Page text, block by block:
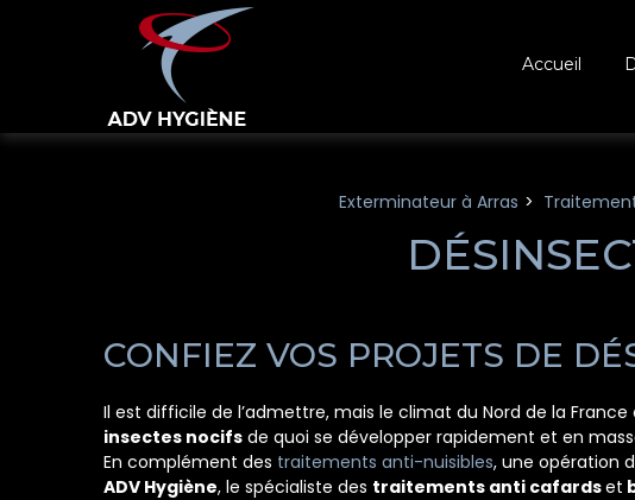
Accueil
Exterminateur à Arras
CONFIEZ VOS PROJETS DE
Il est difficile de l’admettre, mais le climat du Nord de la
insectes nocifs de quoi se développer rapidement et en
En complément des traitements anti-nuisibles, une opération
ADV Hygiène, le spécialiste des traitements anti cafardset
Panneau de gestion des cookies